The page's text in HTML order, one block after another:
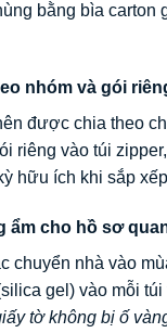
bằng bìa carton
nhóm và gói
được chia theo
riêng vào túi
hữu ích khi sắp
ẩm cho hồ sơ
chuyển nhà vào
gel) vào mỗi túi
tờ không bị ố